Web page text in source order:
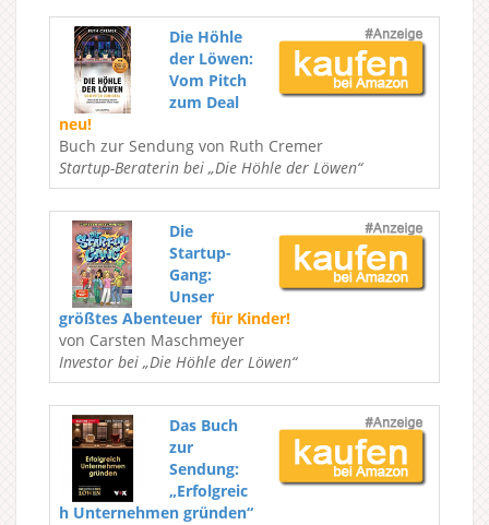
Die Höhle
der Löwen:
Vom Pitch
zum Deal
neu!
Buch zur Sendung von Ruth Cremer
Startup-Beraterin bei „Die Höhle der Löwen“
Die
Startup-
Gang:
Unser
größtes Abenteuer für Kinder!
von Carsten Maschmeyer
Investor bei „Die Höhle der Löwen“
Das Buch
zur
Sendung:
„Erfolgreic
h Unternehmen gründen“